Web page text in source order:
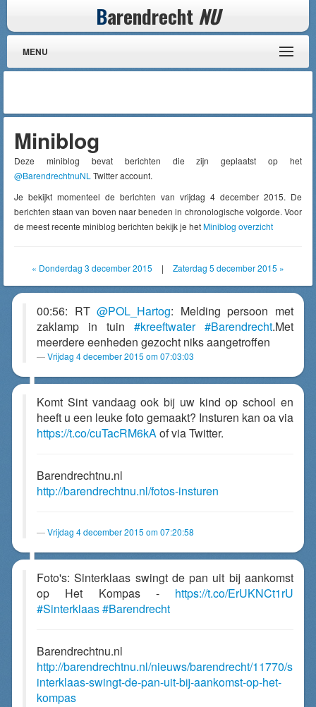
Barendrecht NU
MENU
Miniblog
Deze miniblog bevat berichten die zijn geplaatst op het
@BarendrechtnuNL Twitter account.
Je bekijkt momenteel de berichten van vrijdag 4 december 2015. De
berichten staan van boven naar beneden in chronologische volgorde. Voor
de meest recente miniblog berichten bekijk je hetMiniblog overzicht
« Donderdag 3 december 2015 | Zaterdag 5 december 2015 »
00:56: RT@POL_Hartog: Melding persoon met
zaklamp in tuin #kreeftwater #Barendrecht.Met
meerdere eenheden gezocht niks aangetroffen
Vrijdag 4 december 2015 om 07:03:03
Komt Sint vandaag ook bij uw kind op school en
heeft u een leuke foto gemaakt? Insturen kan oa via
https://t.co/cuTacRM6kAof via Twitter.
Barendrechtnu.nl
http://barendrechtnu.nl/fotos-insturen
Vrijdag 4 december 2015 om 07:20:58
Foto's: Sinterklaas swingt de pan uit bij aankomst
op Het Kompas - https://t.co/ErUKNCt1rU
#Sinterklaas#Barendrecht
Barendrechtnu.nl
http://barendrechtnu.nl/nieuws/barendrecht/11770/s
interklaas-swingt-de-pan-uit-bij-aankomst-op-het-
kompas